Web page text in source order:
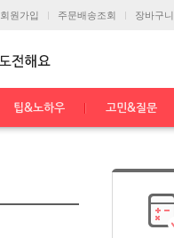
회원가입 주문배송조회 장바구니
팁&노하우 고민&질문